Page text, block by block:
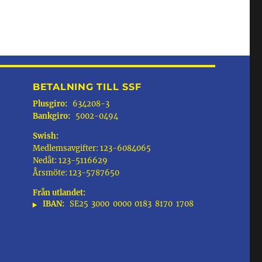
BETALNING TILL SSF
Plusgiro: 634208-3
Bankgiro: 5002-0494
Swish:
Medlemsavgifter: 123-6084065
Nedåt: 123-5116629
Årsmöte: 123-5787650
Från utlandet:
IBAN: SE25 3000 0000 0183 8170 1708